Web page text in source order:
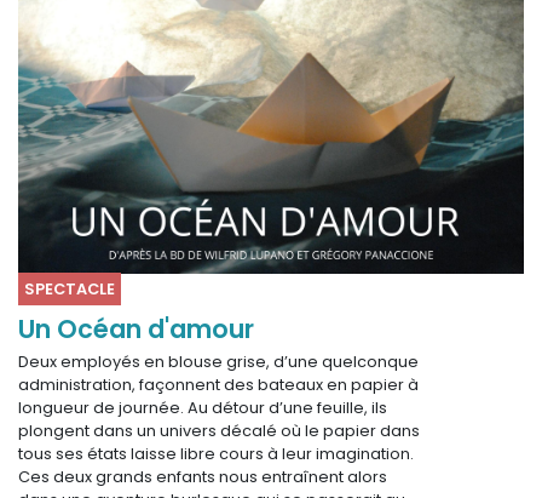
SPECTACLE
Un Océan d'amour
Deux employés en blouse grise, d’une quelconque
administration, façonnent des bateaux en papier à
longueur de journée. Au détour d’une feuille, ils
plongent dans un univers décalé où le papier dans
tous ses états laisse libre cours à leur imagination.
Ces deux grands enfants nous entraînent alors